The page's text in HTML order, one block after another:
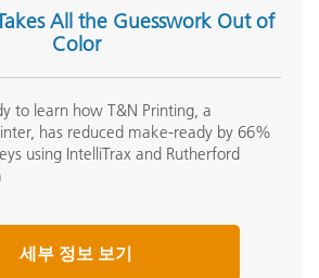
All the Guesswork Out of
Color
to learn how T&N Printing, a
has reduced make-ready by 66%
using IntelliTrax and Rutherford
세부 정보 보기